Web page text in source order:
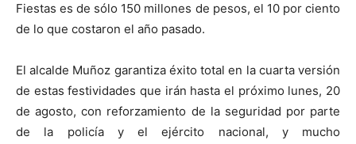
Fiestas es de sólo 150 millones de pesos, el 10 por ciento
de lo que costaron el año pasado.
El alcalde Muñoz garantiza éxito total en la cuarta versión
de estas festividades que irán hasta el próximo lunes, 20
de agosto, con reforzamiento de la seguridad por parte
de la policía y el ejército nacional, y mucho